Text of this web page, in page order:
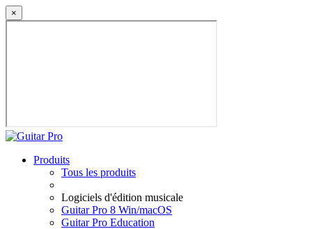
×
Produits
Tous les produits
Logiciels d'édition musicale
Guitar Pro 8 Win/macOS
Guitar Pro Education